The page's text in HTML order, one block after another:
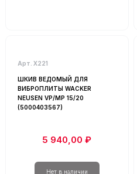
Арт. Х221
ШКИВ ВЕДОМЫЙ ДЛЯ
ВИБРОПЛИТЫ WACKER
NEUSEN VP/MP 15/20
(5000403567)
5 940,00 ₽